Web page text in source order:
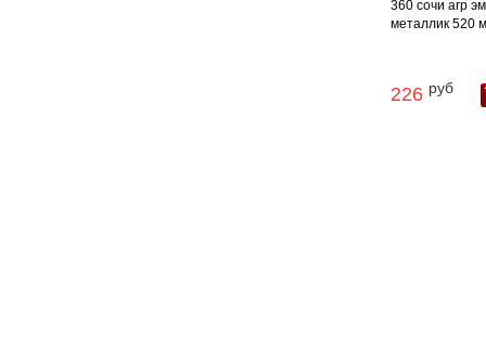
360 сочи arp
металлик 520
226 руб